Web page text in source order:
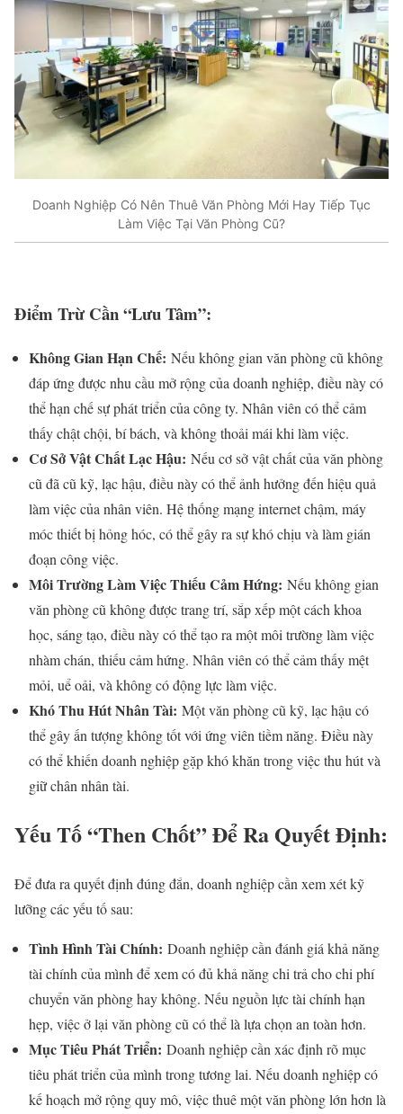
Doanh Nghiệp Có Nên Thuê Văn Phòng Mới Hay Tiếp Tục
Làm Việc Tại Văn Phòng Cũ?
Điểm Trừ Cần “Lưu Tâm”:
Không Gian Hạn Chế: Nếu không gian văn phòng cũ không
đáp ứng được nhu cầu mở rộng của doanh nghiệp, điều này có
thể hạn chế sự phát triển của công ty. Nhân viên có thể cảm
thấy chật chội, bí bách, và không thoải mái khi làm việc.
Cơ Sở Vật Chất Lạc Hậu: Nếu cơ sở vật chất của văn phòng
cũ đã cũ kỹ, lạc hậu, điều này có thể ảnh hưởng đến hiệu quả
làm việc của nhân viên. Hệ thống mạng internet chậm, máy
móc thiết bị hỏng hóc, có thể gây ra sự khó chịu và làm gián
đoạn công việc.
Môi Trường Làm Việc Thiếu Cảm Hứng: Nếu không gian
văn phòng cũ không được trang trí, sắp xếp một cách khoa
học, sáng tạo, điều này có thể tạo ra một môi trường làm việc
nhàm chán, thiếu cảm hứng. Nhân viên có thể cảm thấy mệt
mỏi, uể oải, và không có động lực làm việc.
Khó Thu Hút Nhân Tài: Một văn phòng cũ kỹ, lạc hậu có
thể gây ấn tượng không tốt với ứng viên tiềm năng. Điều này
có thể khiến doanh nghiệp gặp khó khăn trong việc thu hút và
giữ chân nhân tài.
Yếu Tố “Then Chốt” Để Ra Quyết Định:
Để đưa ra quyết định đúng đắn, doanh nghiệp cần xem xét kỹ
lưỡng các yếu tố sau:
Tình Hình Tài Chính: Doanh nghiệp cần đánh giá khả năng
tài chính của mình để xem có đủ khả năng chi trả cho chi phí
chuyển văn phòng hay không. Nếu nguồn lực tài chính hạn
hẹp, việc ở lại văn phòng cũ có thể là lựa chọn an toàn hơn.
Mục Tiêu Phát Triển: Doanh nghiệp cần xác định rõ mục
tiêu phát triển của mình trong tương lai. Nếu doanh nghiệp có
kế hoạch mở rộng quy mô, việc thuê một văn phòng lớn hơn là